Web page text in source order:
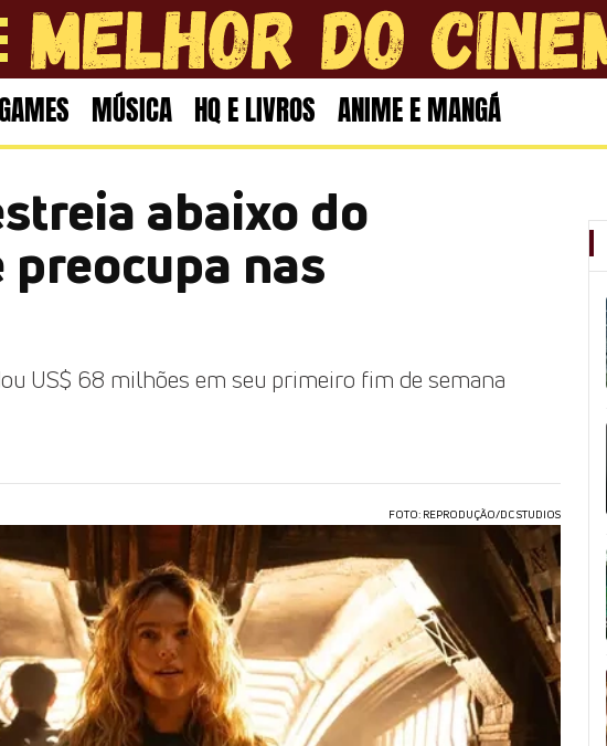
MÚSICA HQ E LIVROS ANIME E MANGÁ
abaixo do
preocupa nas
US$ 68 milhões em seu primeiro fim de semana
FOTO: REPRODUÇÃO/DC STUDIOS